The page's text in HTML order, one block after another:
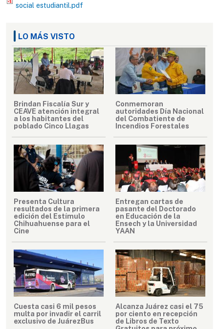
social estudiantil.pdf
LO MÁS VISTO
Brindan Fiscalía Sur y
CEAVE atención integral
a los habitantes del
poblado Cinco Llagas
Conmemoran
autoridades Día Nacional
del Combatiente de
Incendios Forestales
Presenta Cultura
resultados de la primera
edición del Estímulo
Chihuahuense para el
Cine
Entregan cartas de
pasante del Doctorado
en Educación de la
Ensech y la Universidad
YAAN
Cuesta casi 6 mil pesos
multa por invadir el carril
exclusivo de JuárezBus
Alcanza Juárez casi el 75
por ciento en recepción
de Libros de Texto